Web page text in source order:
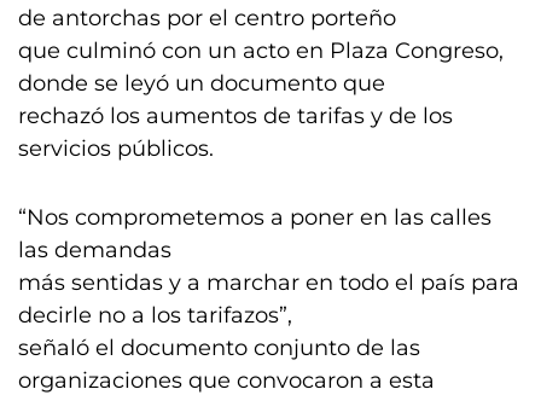
de antorchas por el centro porteño
que culminó con un acto en Plaza Congreso,
donde se leyó un documento que
rechazó los aumentos de tarifas y de los
servicios públicos.
“Nos comprometemos a poner en las calles
las demandas
más sentidas y a marchar en todo el país para
decirle no a los tarifazos”,
señaló el documento conjunto de las
organizaciones que convocaron a esta